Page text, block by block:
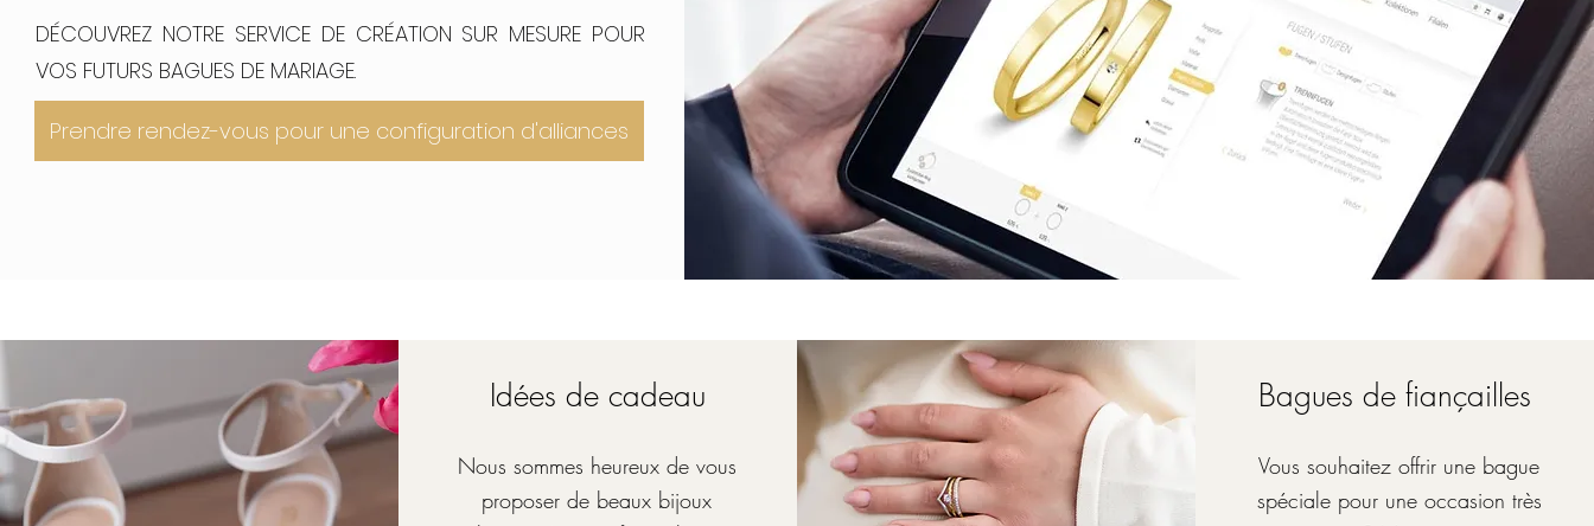
DÉCOUVREZ NOTRE SERVICE DE CRÉATION SUR MESURE POUR
VOS FUTURS BAGUES DE MARIAGE.
Prendre rendez-vous pour une configuration d'alliances
Idées de cadeau
Nous sommes heureux de vous
proposer de beaux bijoux
Bagues de fiançailles
Vous souhaitez offrir une bague
spéciale pour une occasion très